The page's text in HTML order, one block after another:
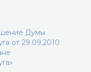
Думы
от 29.09.2010